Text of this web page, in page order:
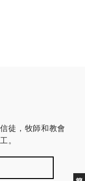
徒，牧師和教會
。